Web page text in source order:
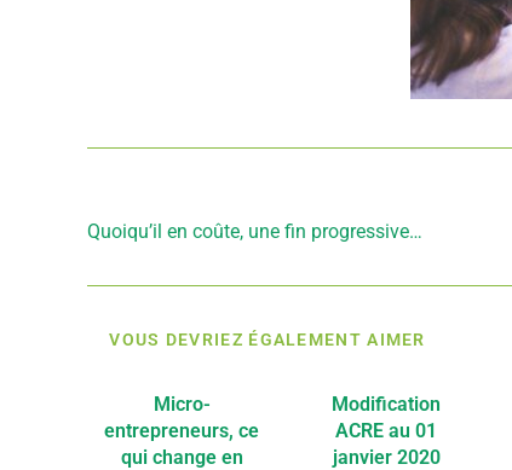
Quoiqu’il en coûte, une fin progressive…
VOUS DEVRIEZ ÉGALEMENT AIMER
Micro-
entrepreneurs, ce
qui change en
Modification
ACRE au 01
janvier 2020